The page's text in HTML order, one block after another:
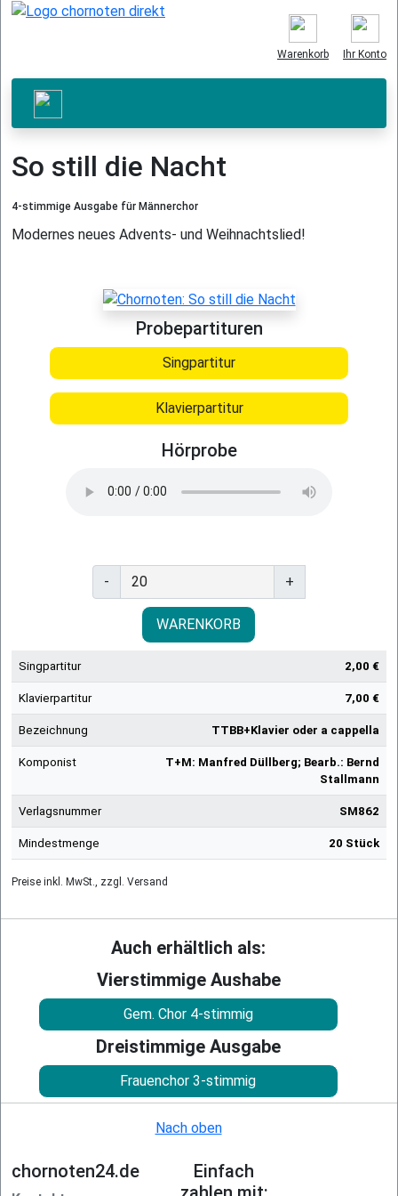
Ihr Konto
Warenkorb
So still die Nacht
4-stimmige Ausgabe für Männerchor
Modernes neues Advents- und Weihnachtslied!
Probepartituren
Singpartitur
Klavierpartitur
Hörprobe
- +
WARENKORB
Singpartitur 2,00 €
Klavierpartitur 7,00 €
Bezeichnung TTBB+Klavier oder a cappella
Komponist
T+M: Manfred Düllberg; Bearb.: Bernd
Stallmann
Verlagsnummer SM862
Mindestmenge 20 Stück
Preise inkl. MwSt., zzgl. Versand
Auch erhältlich als:
Vierstimmige Aushabe
Gem. Chor 4-stimmig
Dreistimmige Ausgabe
Frauenchor 3-stimmig
Nach oben
chornoten24.de
Einfach